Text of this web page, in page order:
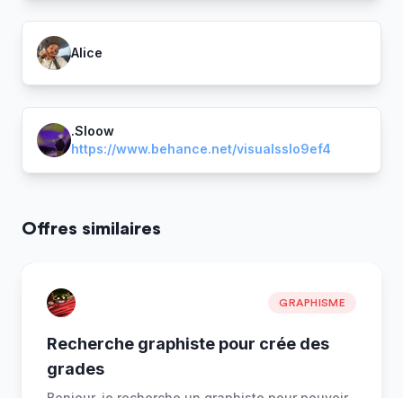
Alice
.Sloow
https://www.behance.net/visualsslo9ef4
Offres similaires
GRAPHISME
Recherche graphiste pour crée des
grades